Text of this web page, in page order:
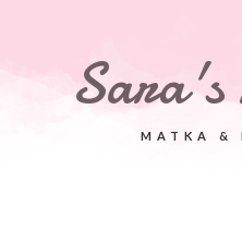
Sara's
MATKA &